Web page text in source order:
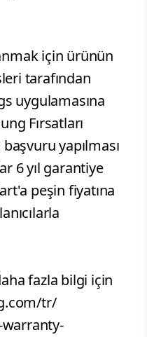
için ürünün
tarafından
uygulamasına
Fırsatları
yapılması
6 yıl garantiye
peşin fiyatına
fazla bilgi için
tr/
warranty-